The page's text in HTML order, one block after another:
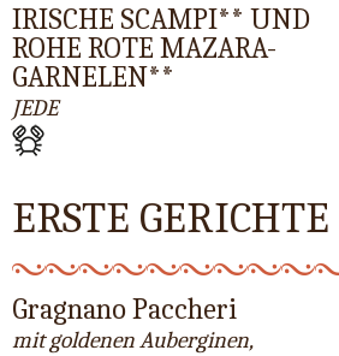
IRISCHE SCAMPI** UND
ROHE ROTE MAZARA-
GARNELEN**
JEDE
ERSTE GERICHTE
Gragnano Paccheri
mit goldenen Auberginen,